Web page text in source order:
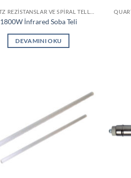
1800W İnfrared Soba Teli
DEVAMINI OKU